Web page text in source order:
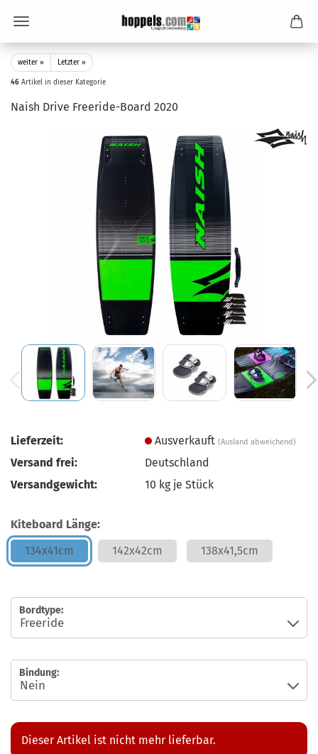
weiter » Letzter »
46 Artikel in dieser Kategorie
Naish Drive Freeride-Board 2020
Lieferzeit: Ausverkauft(Ausland abweichend)
Versand frei:
Deutschland
Versandgewicht:
10 kg je Stück
Kiteboard Länge:
134x41cm
142x42cm 138x41,5cm
Bordtype:
Bindung:
Dieser Artikel ist nicht mehr lieferbar.